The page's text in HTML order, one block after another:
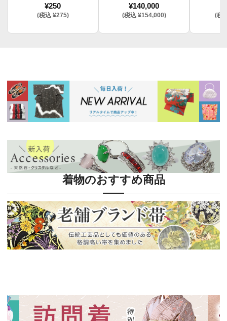
¥250
(税込 ¥275)
¥140,000
(税込 ¥154,000) (税
着物のおすすめ商品